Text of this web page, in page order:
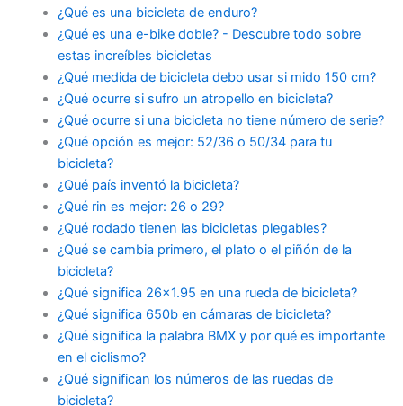
¿Qué es una bicicleta de enduro?
¿Qué es una e-bike doble? - Descubre todo sobre
estas increíbles bicicletas
¿Qué medida de bicicleta debo usar si mido 150 cm?
¿Qué ocurre si sufro un atropello en bicicleta?
¿Qué ocurre si una bicicleta no tiene número de serie?
¿Qué opción es mejor: 52/36 o 50/34 para tu
bicicleta?
¿Qué país inventó la bicicleta?
¿Qué rin es mejor: 26 o 29?
¿Qué rodado tienen las bicicletas plegables?
¿Qué se cambia primero, el plato o el piñón de la
bicicleta?
¿Qué significa 26x1.95 en una rueda de bicicleta?
¿Qué significa 650b en cámaras de bicicleta?
¿Qué significa la palabra BMX y por qué es importante
en el ciclismo?
¿Qué significan los números de las ruedas de
bicicleta?